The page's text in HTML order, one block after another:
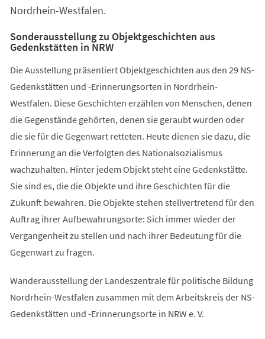
Nordrhein-Westfalen.
Sonderausstellung zu Objektgeschichten aus
Gedenkstätten in NRW
Die Ausstellung präsentiert Objektgeschichten aus den 29 NS-
Gedenkstätten und -Erinnerungsorten in Nordrhein-
Westfalen. Diese Geschichten erzählen von Menschen, denen
die Gegenstände gehörten, denen sie geraubt wurden oder
die sie für die Gegenwart retteten. Heute dienen sie dazu, die
Erinnerung an die Verfolgten des Nationalsozialismus
wachzuhalten. Hinter jedem Objekt steht eine Gedenkstätte.
Sie sind es, die die Objekte und ihre Geschichten für die
Zukunft bewahren. Die Objekte stehen stellvertretend für den
Auftrag ihrer Aufbewahrungsorte: Sich immer wieder der
Vergangenheit zu stellen und nach ihrer Bedeutung für die
Gegenwart zu fragen.
Wanderausstellung der Landeszentrale für politische Bildung
Nordrhein-Westfalen zusammen mit dem Arbeitskreis der NS-
Gedenkstätten und -Erinnerungsorte in NRW e. V.